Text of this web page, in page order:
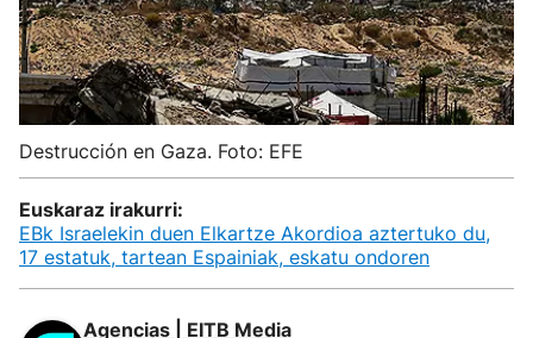
Destrucción en Gaza. Foto: EFE
Euskaraz irakurri:
EBk Israelekin duen Elkartze Akordioa aztertuko du,
17 estatuk, tartean Espainiak, eskatu ondoren
Agencias | EITB Media